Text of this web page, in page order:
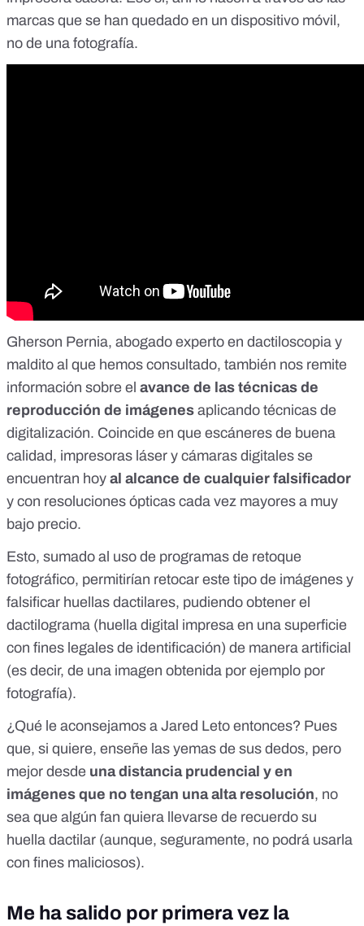
marcas que se han quedado en un dispositivo móvil,
no de una fotografía.
Gherson Pernia, abogado experto en dactiloscopia y
maldito al que hemos consultado, también nos remite
información sobre el avance de las técnicas de
reproducción de imágenes aplicando técnicas de
digitalización. Coincide en que escáneres de buena
calidad, impresoras láser y cámaras digitales se
encuentran hoy al alcance de cualquier falsificador
y con resoluciones ópticas cada vez mayores a muy
bajo precio.
Esto, sumado al uso de programas de retoque
fotográfico, permitirían retocar este tipo de imágenes y
falsificar huellas dactilares, pudiendo obtener el
dactilograma (huella digital impresa en una superficie
con fines legales de identificación) de manera artificial
(es decir, de una imagen obtenida por ejemplo por
fotografía).
¿Qué le aconsejamos a Jared Leto entonces? Pues
que, si quiere, enseñe las yemas de sus dedos, pero
mejor desde una distancia prudencial y en
imágenes que no tengan una alta resolución, no
sea que algún fan quiera llevarse de recuerdo su
huella dactilar (aunque, seguramente, no podrá usarla
con fines maliciosos).
Me ha salido por primera vez la